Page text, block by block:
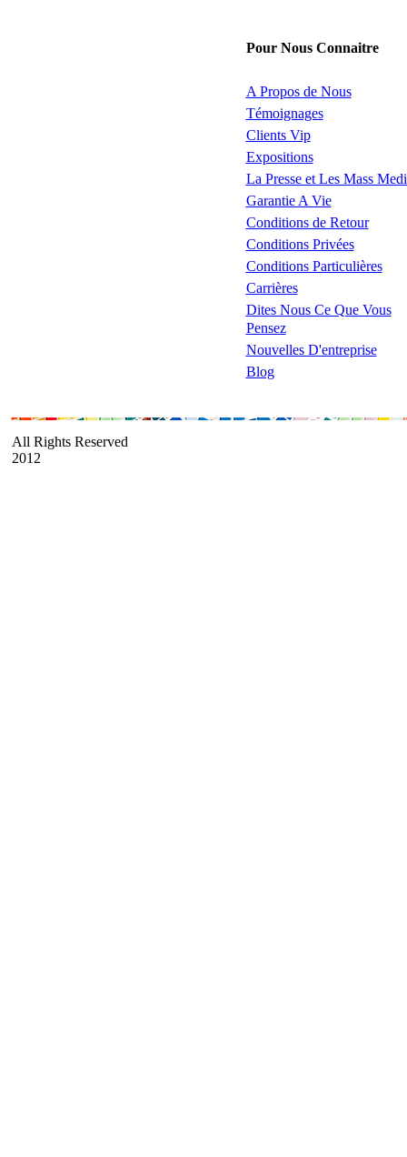
Pour Nous Connaitre
A Propos de Nous
Témoignages
Clients Vip
Expositions
La Presse et Les Mass
Garantie A Vie
Conditions de Retour
Conditions Privées
Conditions Particulières
Carrières
Dites Nous Ce Que Vous
Pensez
Nouvelles D'entreprise
Blog
All Rights Reserved
2012